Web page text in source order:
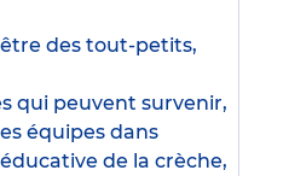
des tout-petits,
qui peuvent survenir,
équipes dans
de la crèche,